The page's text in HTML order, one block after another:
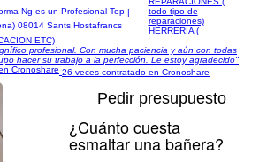
|
08014 Sants Hostafrancs
todo tipo de
reparaciones)
HERRERIA (
ETC)
profesional. Con mucha paciencia y aún con todas
hacer su trabajo a la perfección. Le estoy agradecido"
26 veces contratado en Cronoshare
Pedir presupuesto
¿Cuánto cuesta
esmaltar una bañera?